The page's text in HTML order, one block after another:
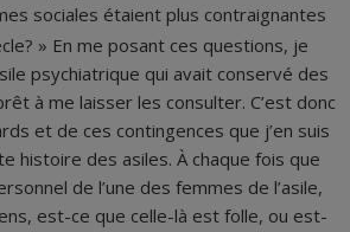
sociales étaient plus contraignantes
» En me posant ces questions, je
psychiatrique qui avait conservé des
à me laisser les consulter. C’est donc
et de ces contingences que j’en suis
histoire des asiles. À chaque fois que
de l’une des femmes de l’asile,
est-ce que celle-là est folle, ou est-